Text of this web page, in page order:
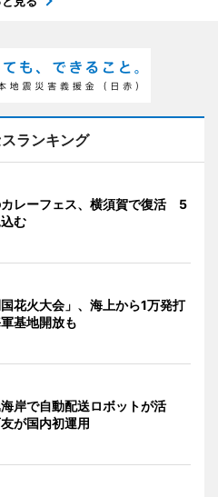
ランキング
カレーフェス、横須賀で復活 5
む
国花火大会」、海上から1万発打
基地開放も
岸で自動配送ロボットが活
が国内初運用